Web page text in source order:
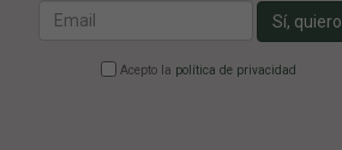
Email
Sí, quiero
Acepto la política de privacidad